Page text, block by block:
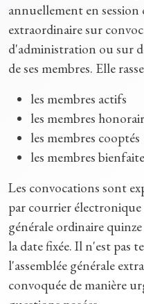
annuellement en
extraordinaire sur
d'administration ou sur
de ses membres. Elle
les membres actifs
les membres
les membres cooptés
les membres
Les convocations sont
par courrier électronique
générale ordinaire
la date fixée. Il n'est pas
l'assemblée générale
convoquée de manière